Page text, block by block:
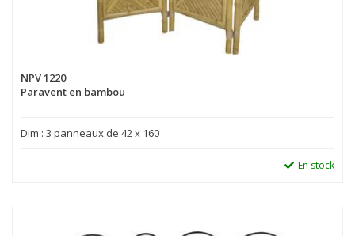
NPV 1220
Paravent en bambou
Dim : 3 panneaux de 42 x 160
En stock